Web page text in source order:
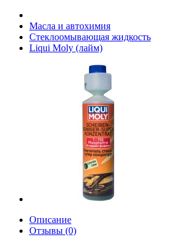
Масла и автохимия
Стеклоомывающая жидкость
Liqui Moly (лайм)
Описание
Отзывы (0)